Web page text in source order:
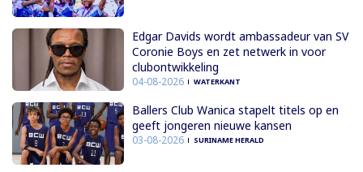
Edgar Davids wordt ambassadeur van SV
Coronie Boys en zet netwerk in voor
clubontwikkeling
04-08-2026 WATERKANT
Ballers Club Wanica stapelt titels op en
geeft jongeren nieuwe kansen
03-08-2026 SURINAME HERALD